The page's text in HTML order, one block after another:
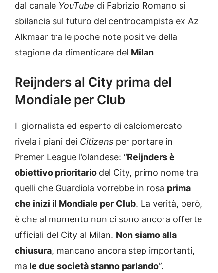
dal canale YouTube di Fabrizio Romano si
sbilancia sul futuro del centrocampista ex Az
Alkmaar tra le poche note positive della
stagione da dimenticare del Milan.
Reijnders al City prima del
Mondiale per Club
Il giornalista ed esperto di calciomercato
rivela i piani dei Citizens per portare in
Premer League l’olandese: “Reijnders è
obiettivo prioritario del City, primo nome tra
quelli che Guardiola vorrebbe in rosa prima
che inizi il Mondiale per Club. La verità, però,
è che al momento non ci sono ancora offerte
ufficiali del City al Milan. Non siamo alla
chiusura, mancano ancora step importanti,
ma le due società stanno parlando”.